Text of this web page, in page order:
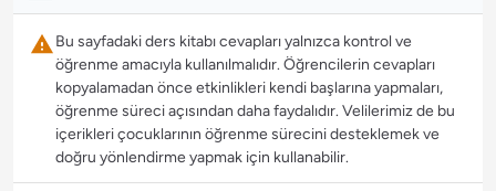
Bu sayfadaki ders kitabı cevapları yalnızca kontrol ve
öğrenme amacıyla kullanılmalıdır. Öğrencilerin cevapları
kopyalamadan önce etkinlikleri kendi başlarına yapmaları,
öğrenme süreci açısından daha faydalıdır. Velilerimiz de bu
içerikleri çocuklarının öğrenme sürecini desteklemek ve
doğru yönlendirme yapmak için kullanabilir.